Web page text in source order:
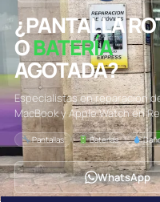
¿PANTALLA
OBATERÍA
AGOTADA?
Especialistas en reparación
MacBook y Apple Watch en
Pantallas Baterías
WhatsApp